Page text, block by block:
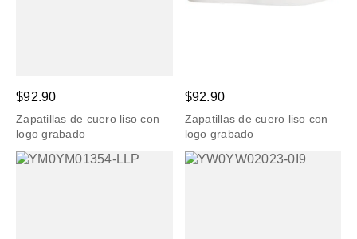
$92.90
Zapatillas de cuero liso con
logo grabado
$92.90
Zapatillas de cuero liso con
logo grabado